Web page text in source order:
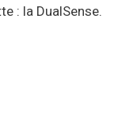
: la DualSense.